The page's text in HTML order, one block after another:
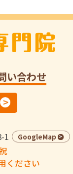
い合わせ
1
GoogleMap
ください